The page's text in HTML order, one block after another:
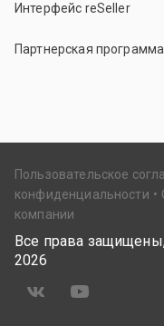
Интерфейс reSeller
Партнерская программа
Пользовательское
конфиденциальности
компании
Все права защищены,
2026